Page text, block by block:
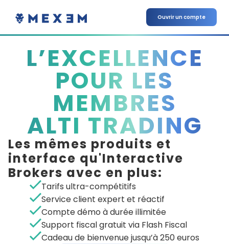
Ouvrir un compte
L’EXCELLENCE
POUR LES
MEMBRES
ALTI TRADING
Les mêmes produits et
interface qu'Interactive
Brokers avec en plus:
Tarifs ultra-compétitifs
Service client expert et réactif
Compte démo à durée illimitée
Support fiscal gratuit via Flash Fiscal
Cadeau de bienvenue jusqu’à 250 euros